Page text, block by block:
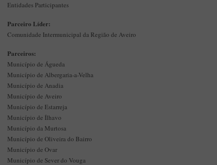
Entidades Participantes
Parceiro Líder:
Comunidade Intermunicipal da Região de Aveiro
Parceiros:
Município de Águeda
Município de Albergaria-a-Velha
Município de Anadia
Município de Aveiro
Município de Estarreja
Município de Ílhavo
Município da Murtosa
Município de Oliveira do Bairro
Município de Ovar
Município de Sever do Vouga